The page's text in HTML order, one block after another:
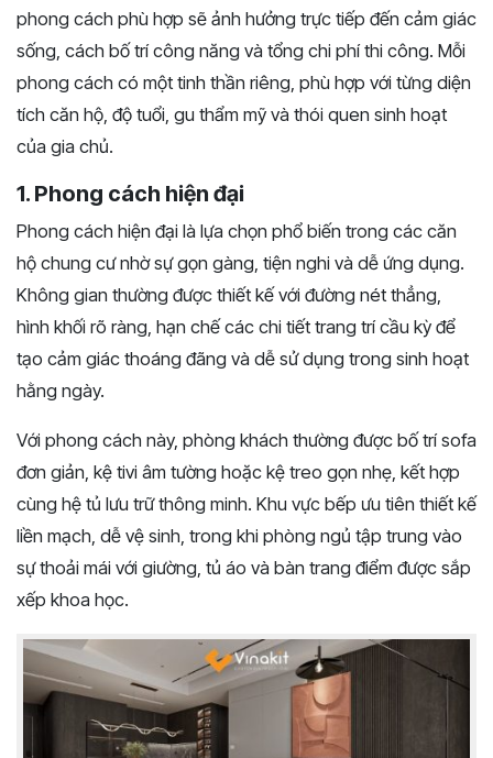
phong cách phù hợp sẽ ảnh hưởng trực tiếp đến cảm giác
sống, cách bố trí công năng và tổng chi phí thi công. Mỗi
phong cách có một tinh thần riêng, phù hợp với từng diện
tích căn hộ, độ tuổi, gu thẩm mỹ và thói quen sinh hoạt
của gia chủ.
1. Phong cách hiện đại
Phong cách hiện đại là lựa chọn phổ biến trong các căn
hộ chung cư nhờ sự gọn gàng, tiện nghi và dễ ứng dụng.
Không gian thường được thiết kế với đường nét thẳng,
hình khối rõ ràng, hạn chế các chi tiết trang trí cầu kỳ để
tạo cảm giác thoáng đãng và dễ sử dụng trong sinh hoạt
hằng ngày.
Với phong cách này, phòng khách thường được bố trí sofa
đơn giản, kệ tivi âm tường hoặc kệ treo gọn nhẹ, kết hợp
cùng hệ tủ lưu trữ thông minh. Khu vực bếp ưu tiên thiết kế
liền mạch, dễ vệ sinh, trong khi phòng ngủ tập trung vào
sự thoải mái với giường, tủ áo và bàn trang điểm được sắp
xếp khoa học.